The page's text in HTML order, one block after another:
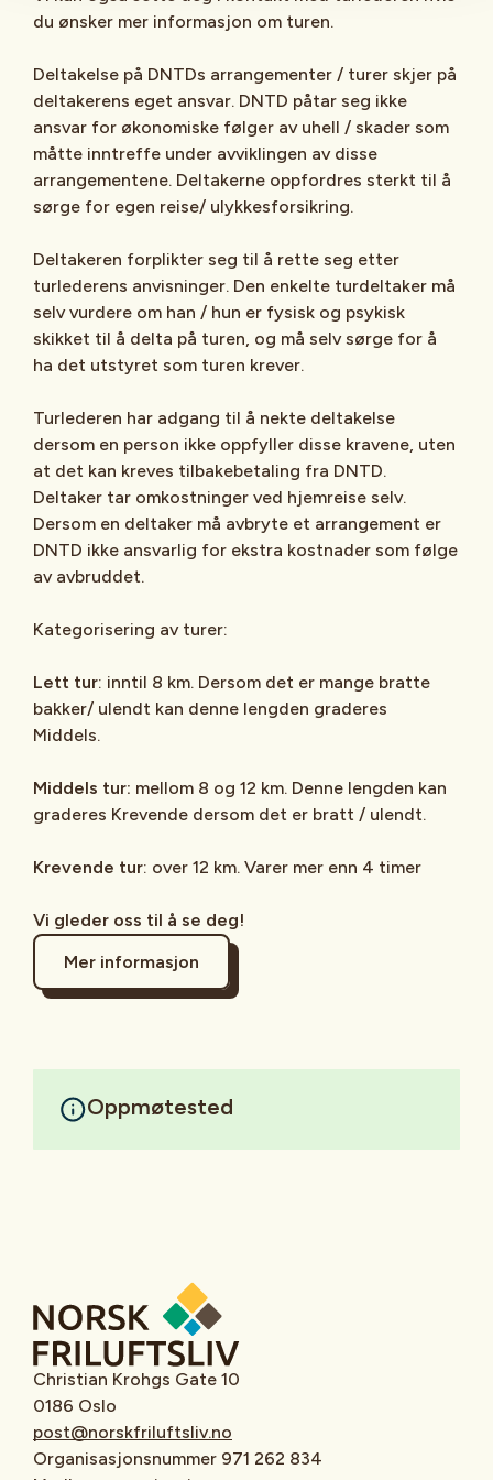
du ønsker mer informasjon om turen.
Deltakelse på DNTDs arrangementer / turer skjer på
deltakerens eget ansvar. DNTD påtar seg ikke
ansvar for økonomiske følger av uhell / skader som
måtte inntreffe under avviklingen av disse
arrangementene. Deltakerne oppfordres sterkt til å
sørge for egen reise/ ulykkesforsikring.
Deltakeren forplikter seg til å rette seg etter
turlederens anvisninger. Den enkelte turdeltaker må
selv vurdere om han / hun er fysisk og psykisk
skikket til å delta på turen, og må selv sørge for å
ha det utstyret som turen krever.
Turlederen har adgang til å nekte deltakelse
dersom en person ikke oppfyller disse kravene, uten
at det kan kreves tilbakebetaling fra DNTD.
Deltaker tar omkostninger ved hjemreise selv.
Dersom en deltaker må avbryte et arrangement er
DNTD ikke ansvarlig for ekstra kostnader som følge
av avbruddet.
Kategorisering av turer:
Lett tur: inntil 8 km. Dersom det er mange bratte
bakker/ ulendt kan denne lengden graderes
Middels.
Middels tur: mellom 8 og 12 km. Denne lengden kan
graderes Krevende dersom det er bratt / ulendt.
Krevende tur: over 12 km. Varer mer enn 4 timer
Vi gleder oss til å se deg!
Mer informasjon
Oppmøtested
Christian Krohgs Gate 10
0186 Oslo
post@norskfriluftsliv.no
Organisasjonsnummer 971 262 834